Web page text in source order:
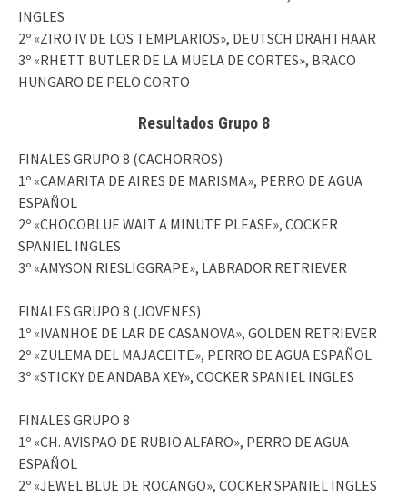
INGLES
2º «ZIRO IV DE LOS TEMPLARIOS», DEUTSCH DRAHTHAAR
3º «RHETT BUTLER DE LA MUELA DE CORTES», BRACO
HUNGARO DE PELO CORTO
Resultados Grupo 8
FINALES GRUPO 8 (CACHORROS)
1º «CAMARITA DE AIRES DE MARISMA», PERRO DE AGUA
ESPAÑOL
2º «CHOCOBLUE WAIT A MINUTE PLEASE», COCKER
SPANIEL INGLES
3º «AMYSON RIESLIGGRAPE», LABRADOR RETRIEVER
FINALES GRUPO 8 (JOVENES)
1º «IVANHOE DE LAR DE CASANOVA», GOLDEN RETRIEVER
2º «ZULEMA DEL MAJACEITE», PERRO DE AGUA ESPAÑOL
3º «STICKY DE ANDABA XEY», COCKER SPANIEL INGLES
FINALES GRUPO 8
1º «CH. AVISPAO DE RUBIO ALFARO», PERRO DE AGUA
ESPAÑOL
2º «JEWEL BLUE DE ROCANGO», COCKER SPANIEL INGLES